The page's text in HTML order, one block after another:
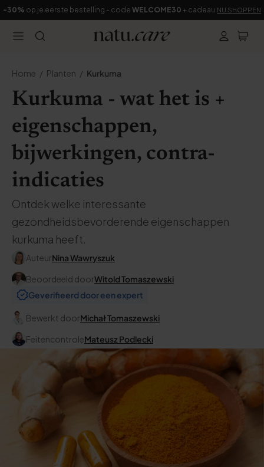
-30% op je eerste bestelling - code WELCOME30 + cadeau NU SHOPPEN
Home Planten Kurkuma
Kurkuma - wat het is +
eigenschappen,
bijwerkingen, contra-
indicaties
Ontdek welke interessante
gezondheidsbevorderende eigenschappen
kurkuma heeft.
AuteurNina Wawryszuk
Beoordeeld doorWitold Tomaszewski
Geverifieerd door een expert
Bewerkt doorMichał Tomaszewski
FeitencontroleMateusz Podlecki